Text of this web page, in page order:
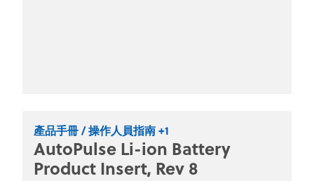
產品手冊 / 操作人員指南 +1
AutoPulse Li-ion Battery
Product Insert, Rev 8